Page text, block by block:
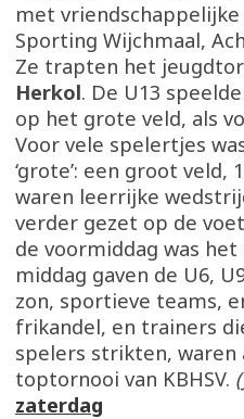
met
Sporting Wijchmaal,
Ze trapten het
Herkol. De U13
op het grote veld, als
Voor vele spelertjes
‘grote’: een groot
waren leerrijke
verder gezet op de
de voormiddag was
middag gaven de U6,
zon, sportieve teams,
frikandel, en trainers
spelers strikten, waren
toptornooi van KBHSV.
zaterdag